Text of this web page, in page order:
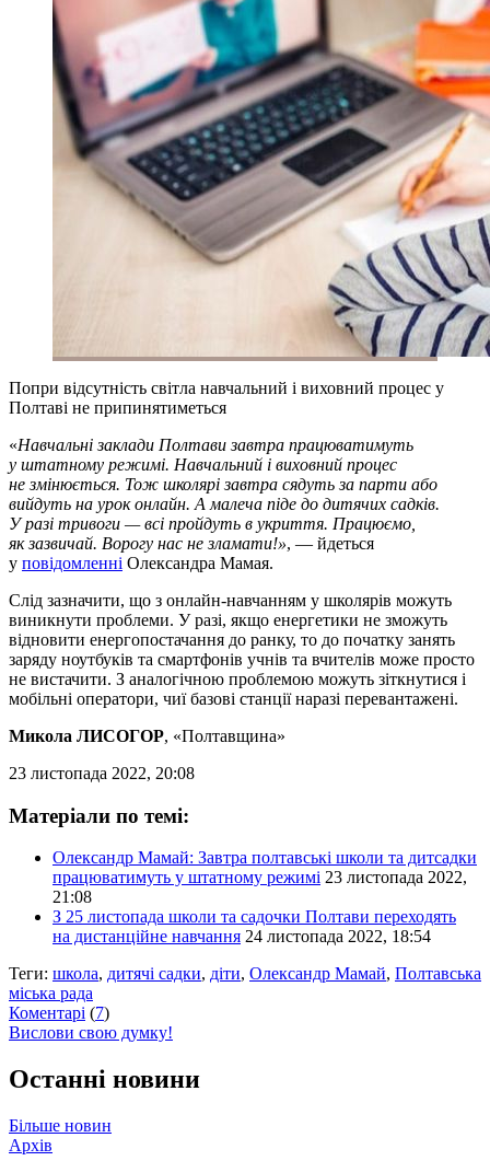
Попри відсутність світла навчальний і виховний процес у
Полтаві не припинятиметься
«Навчальні заклади Полтави завтра працюватимуть
у штатному режимі. Навчальний і виховний процес
не змінюється. Тож школярі завтра сядуть за парти або
вийдуть на урок онлайн. А малеча піде до дитячих садків.
У разі тривоги — всі пройдуть в укриття. Працюємо,
як зазвичай. Ворогу нас не зламати!», — йдеться
у повідомленні Олександра Мамая.
Слід зазначити, що з онлайн-навчанням у школярів можуть
виникнути проблеми. У разі, якщо енергетики не зможуть
відновити енергопостачання до ранку, то до початку занять
заряду ноутбуків та смартфонів учнів та вчителів може просто
не вистачити. З аналогічною проблемою можуть зіткнутися і
мобільні оператори, чиї базові станції наразі перевантажені.
Микола ЛИСОГОР, «Полтавщина»
23 листопада 2022, 20:08
Матеріали по темі:
Олександр Мамай: Завтра полтавські школи та дитсадки
працюватимуть у штатному режимі 23 листопада 2022,
21:08
З 25 листопада школи та садочки Полтави переходять
на дистанційне навчання 24 листопада 2022, 18:54
Теги: школа, дитячі садки, діти, Олександр Мамай, Полтавська
міська рада
Коментарі (7)
Вислови свою думку!
Останні новини
Більше новин
Архів